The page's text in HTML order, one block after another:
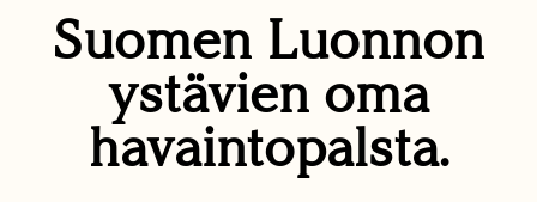
Suomen Luonnon
ystävien oma
havaintopalsta.